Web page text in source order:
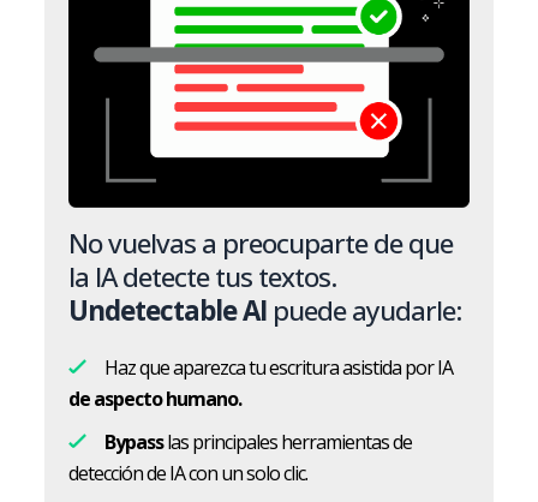
No vuelvas a preocuparte de que
la IA detecte tus textos.
Undetectable AI puede ayudarle:
Haz que aparezca tu escritura asistida por IA
de aspecto humano.
Bypasslas principales herramientas de
detección de IA con un solo clic.